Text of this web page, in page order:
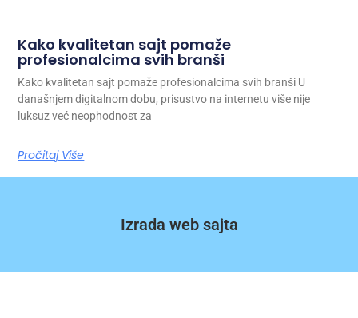
Kako kvalitetan sajt pomaže
profesionalcima svih branši
Kako kvalitetan sajt pomaže profesionalcima svih branši U
današnjem digitalnom dobu, prisustvo na internetu više nije
luksuz već neophodnost za
Pročitaj Više
Izrada web sajta